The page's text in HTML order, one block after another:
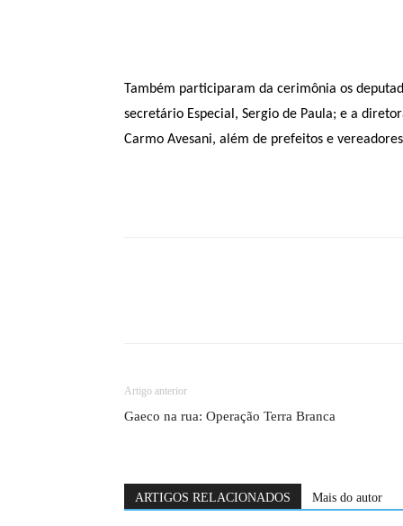
Também participaram da cerimônia os
secretário Especial, Sergio de Paula; e a
Carmo Avesani, além de prefeitos e
Artigo anterior
Gaeco na rua: Operação Terra Branca
ARTIGOS RELACIONADOS Mais do autor